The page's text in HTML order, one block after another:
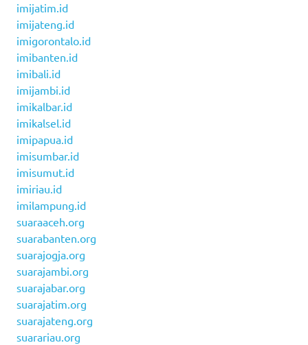
imijatim.id
imijateng.id
imigorontalo.id
imibanten.id
imibali.id
imijambi.id
imikalbar.id
imikalsel.id
imipapua.id
imisumbar.id
imisumut.id
imiriau.id
imilampung.id
suaraaceh.org
suarabanten.org
suarajogja.org
suarajambi.org
suarajabar.org
suarajatim.org
suarajateng.org
suarariau.org